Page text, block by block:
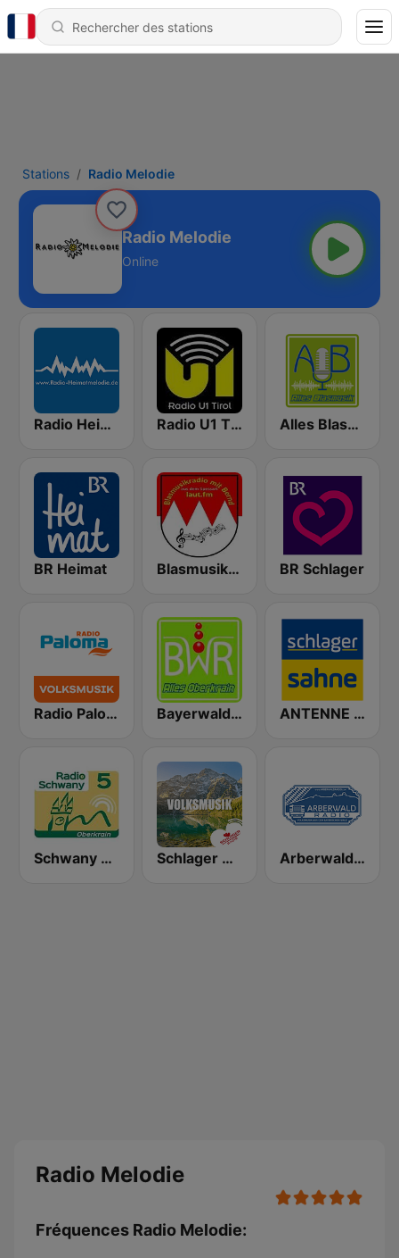
Stations Radio Melodie
Radio Melodie
Online
Radio Heimatmelodie Radio U1 Tirol Alles Blasmusik
BR Heimat Blasmusikradio mit Bernd BR Schlager
Radio Paloma Volksmusik Bayerwaldradio Alles Oberkrain ANTENNE BAYERN Schlagersahne
Schwany Radio 5 Oberkrain Schlager Radio - Volksmusik Arberwaldradio
Radio Melodie
Fréquences Radio Melodie: